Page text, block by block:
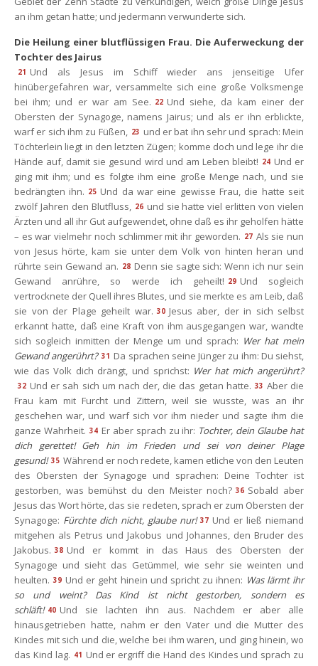
an ihm getan hatte; und jedermann verwunderte sich.
Die Heilung einer blutflüssigen Frau. Die Auferweckung der
Tochter des Jairu
21 Und als Jesus im Schiff wieder ans jenseitige Ufer
hinübergefahren war, versammelte sich eine große Volksmenge
bei ihm; und er war am See. 22 Und siehe, da kam einer der
Obersten der Synagoge, namens Jairus; und als er ihn erblickte,
warf er sich ihm zu Füßen, 23 und er bat ihn sehr und sprach: Mein
Töchterlein liegt in den letzten Zügen; komme doch und lege ihr die
Hände auf, damit sie gesund wird und am Leben bleibt! 24 Und er
ging mit ihm; und es folgte ihm eine große Menge nach, und sie
bedrängten ihn. 25 Und da war eine gewisse Frau, die hatte seit
zwölf Jahren den Blutfluss, 26 und sie hatte viel erlitten von vielen
Ärzten und all ihr Gut aufgewendet, ohne daß es ihr geholfen hätte
– es war vielmehr noch schlimmer mit ihr geworden. 27 Als sie nun
von Jesus hörte, kam sie unter dem Volk von hinten heran und
rührte sein Gewand an. 28 Denn sie sagte sich: Wenn ich nur sein
Gewand anrühre, so werde ich geheilt! 29 Und sogleich
vertrocknete der Quell ihres Blutes, und sie merkte es am Leib, daß
ie von der Plage geheilt war. 30 Jesus aber, der in sich selbst
erkannt hatte, daß eine Kraft von ihm ausgegangen war, wandte
ich sogleich inmitten der Menge um und sprach: Wer hat mein
Gewand angerührt? 31 Da sprachen seine Jünger zu ihm: Du siehst,
wie das Volk dich drängt, und sprichst: Wer hat mich angerührt?
32 Und er sah sich um nach der, die das getan hatte. 33 Aber die
Frau kam mit Furcht und Zittern, weil sie wusste, was an ihr
geschehen war, und warf sich vor ihm nieder und sagte ihm die
ganze Wahrheit. 34 Er aber sprach zu ihr: Tochter, dein Glaube hat
dich gerettet! Geh hin im Frieden und sei von deiner Plage
gesund! 35 Während er noch redete, kamen etliche von den Leuten
des Obersten der Synagoge und sprachen: Deine Tochter ist
gestorben, was bemühst du den Meister noch? 36 Sobald aber
Jesus das Wort hörte, das sie redeten, sprach er zum Obersten der
Synagoge: Fürchte dich nicht, glaube nur! 37 Und er ließ niemand
mitgehen als Petrus und Jakobus und Johannes, den Bruder des
Jakobus. 38 Und er kommt in das Haus des Obersten der
Synagoge und sieht das Getümmel, wie sehr sie weinten und
heulten. 39 Und er geht hinein und spricht zu ihnen: Was lärmt ihr
o und weint? Das Kind ist nicht gestorben, sondern es
chläft! 40 Und sie lachten ihn aus. Nachdem er aber alle
hinausgetrieben hatte, nahm er den Vater und die Mutter des
Kindes mit sich und die, welche bei ihm waren, und ging hinein, wo
das Kind lag. 41 Und er ergriff die Hand des Kindes und sprach zu